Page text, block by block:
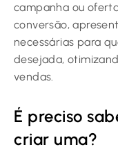
campanha ou
conversão,
necessárias para
desejada,
vendas.
É preciso
criar uma?